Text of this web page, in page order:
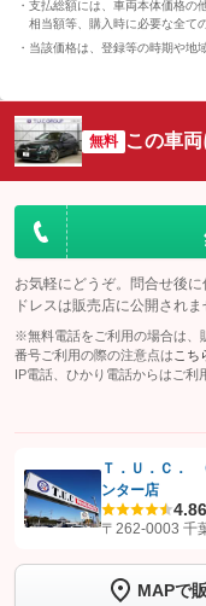
支払総額には、車両本体価格の
相当額等、購入時に必要な全て
当該価格は、登録等の時期や地
無料 この車
お気軽にどうぞ。問合せ後
ドレスは販売店に公開されま
※無料電話をご利用の場合は、
番号ご利用の際の注意点は こち
IP電話、ひかり電話からはご利
【STEP1】認証画面でグー
します
【STEP2】 トーク画面で
完了してくださ
Ｔ．Ｕ．Ｃ．
ンター店
4.8
〒262-0003 千
MAPで